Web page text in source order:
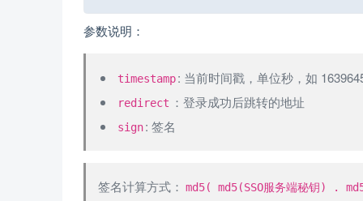
参数说明：
timestamp : 当前时间戳，单位秒，如
redirect ：登录成功后跳转的地址
sign : 签名
签名计算方式： md5( md5(SSO服务端秘钥) .